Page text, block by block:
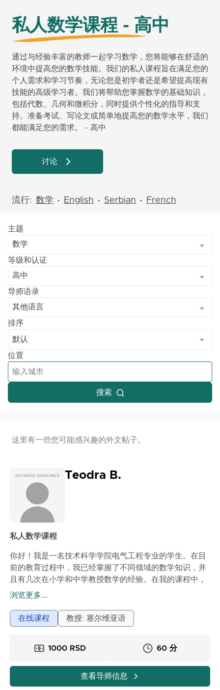
私人数学课程 - 高中
通过与经验丰富的教师一起学习数学，您将能够在舒适的
环境中提高您的数学技能。我们的私人课程旨在满足您的
个人需求和学习节奏，无论您是初学者还是希望提高现有
技能的高级学习者。我们将帮助您掌握数学的基础知识，
包括代数、几何和微积分，同时提供个性化的指导和支
持。准备考试、写论文或简单地提高您的数学水平，我们
都能满足您的需求。 - 高中
讨论
流行: 数学 • English • Serbian • French
主题
数学
等级和认证
高中
导师语录
其他语言
排序
默认
位置
搜索
这里有一些您可能感兴趣的外文帖子。
Teodra B.
私人数学课程
你好！我是一名技术科学学院电气工程专业的学生。在目
前的教育过程中，我已经掌握了不同领域的数学知识，并
且有几次在小学和中学教授数学的经验。在我的课程中，
我们会慢慢而深入地学习，并根据学生的水平调整解释。
式。
课程内容如下：
2) 课程开始时，我们会简要解释主题。
4) 反复练习，直到学生对材料感到自信。
5) 课程结束后，建议学生独立复习课堂上的练习题以及额
浏览更多...
在线课程 教授: 塞尔维亚语
1000 RSD 60 分
查看导师信息